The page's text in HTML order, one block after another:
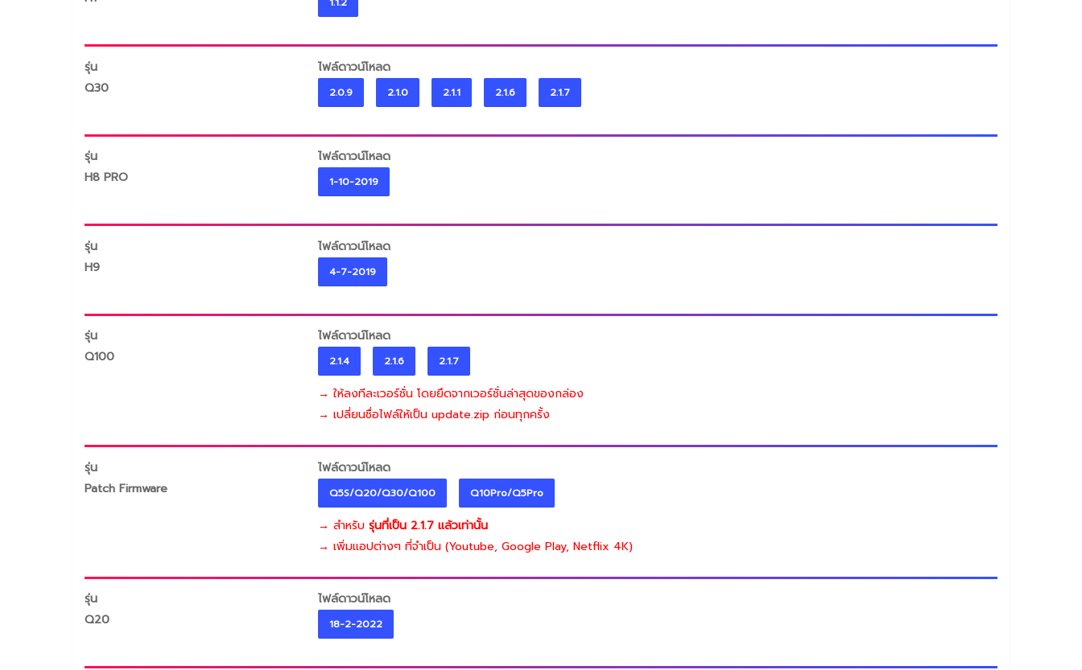
รุ่น
Q30
ไฟล์ดาวน์โหลด
2.0.9 2.1.0 2.1.1 2.1.6 2.1.7
รุ่น
H8 PRO
ไฟล์ดาวน์โหลด
1-10-2019
รุ่น
H9
ไฟล์ดาวน์โหลด
4-7-2019
รุ่น
Q100
ไฟล์ดาวน์โหลด
2.1.4 2.1.6 2.1.7
→ ให้ลงทีละเวอร์ชั่น โดยยึดจากเวอร์ชั่นล่าสุดของกล่อง
→ เปลี่ยนชื่อไฟล์ให้เป็น update.zip ก่อนทุกครั้ง
รุ่น
Patch Firmware
ไฟล์ดาวน์โหลด
Q5S/Q20/Q30/Q100 Q10Pro/Q5Pro
→ สำหรับ รุ่นที่เป็น 2.1.7 แล้วเท่านั้น
→ เพิ่มแอปต่างๆ ที่จำเป็น (Youtube, Google Play, Netflix 4K)
รุ่น
Q20
ไฟล์ดาวน์โหลด
18-2-2022